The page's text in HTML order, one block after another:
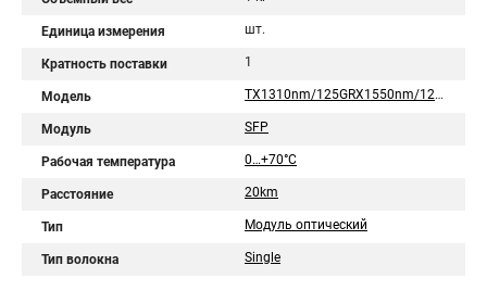
Единица измерения шт.
Кратность поставки 1
Модель TX1310nm/125GRX1550nm/125GLC
Модуль SFP
Рабочая температура 0…+70°C
Расстояние 20km
Тип Модуль оптический
Тип волокна Single